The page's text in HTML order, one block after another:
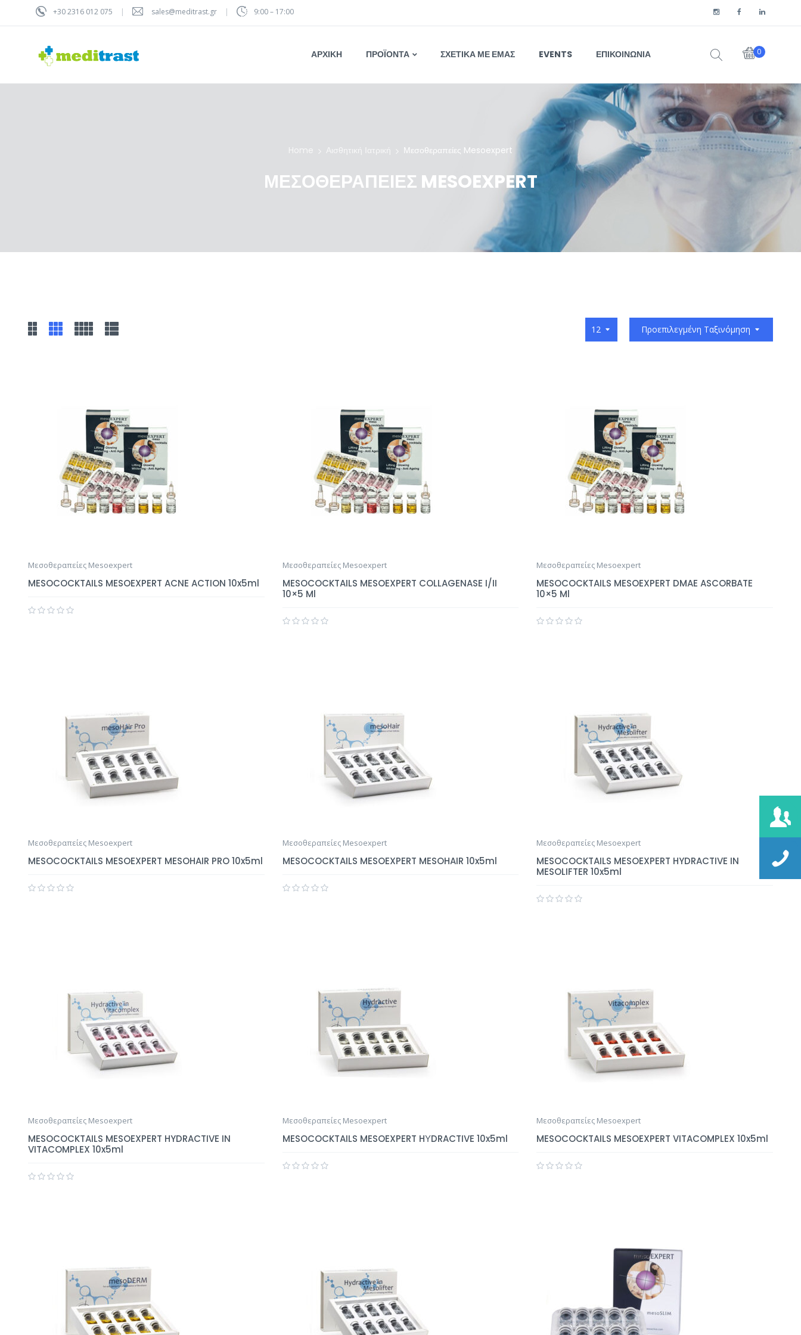
+30 2316 012 075 sales@meditrast.gr 9:00 – 17:00
ΑΡΧΙΚΗ ΠΡΟΪΟΝΤΑ ΣΧΕΤΙΚΑ ΜΕ ΕΜΑΣ EVENTS ΕΠΙΚΟΙΝΩΝΙΑ 0
Home Αισθητική Ιατρική Μεσοθεραπείες Mesoexpert
ΜΕΣΟΘΕΡΑΠΕΊΕΣ MESOEXPERT
Προεπιλεγμένη Tαξινόμηση
12
Μεσοθεραπείες Mesoexpert
MESOCOCKTAILS MESOEXPERT ACNE ACTION 10x5ml
Μεσοθεραπείες Mesoexpert
MESOCOCKTAILS MESOEXPERT COLLAGENASE I/II
10×5 Ml
Μεσοθεραπείες Mesoexpert
MESOCOCKTAILS MESOEXPERT DMAE ASCORBATE
10×5 Ml
Μεσοθεραπείες Mesoexpert
MESOCOCKTAILS MESOEXPERT MESOHAIR PRO 10x5ml
Μεσοθεραπείες Mesoexpert
MESOCOCKTAILS MESOEXPERT MESOHAIR 10x5ml
Μεσοθεραπείες Mesoexpert
MESOCOCKTAILS MESOEXPERT HYDRACTIVE IN
MESOLIFTER 10x5ml
Μεσοθεραπείες Mesoexpert
MESOCOCKTAILS MESOEXPERT HYDRACTIVE IN
VITACOMPLEX 10x5ml
Μεσοθεραπείες Mesoexpert
MESOCOCKTAILS MESOEXPERT HΥDRACTIVE 10x5ml
Μεσοθεραπείες Mesoexpert
MESOCOCKTAILS MESOEXPERT VITACOMPLEX 10x5ml